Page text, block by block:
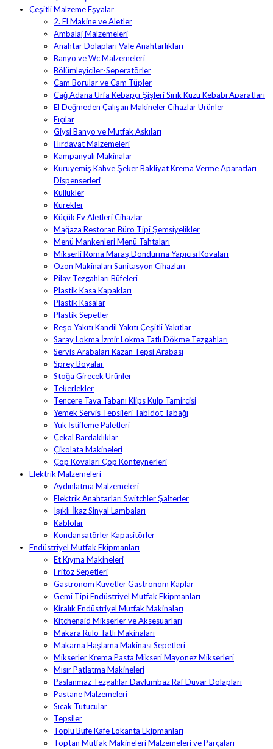
Çeşitli Malzeme Eşyalar
2. El Makine ve Aletler
Ambalaj Malzemeleri
Anahtar Dolapları Vale Anahtarlıkları
Banyo ve Wc Malzemeleri
Bölümleyiciler-Seperatörler
Cam Borular ve Cam Tüpler
Cağ Adana Urfa Kebapçı Şişleri Sırık Kuzu Kebabı Aparatları
El Değmeden Çalışan Makineler Cihazlar Ürünler
Fıçılar
Giysi Banyo ve Mutfak Askıları
Hırdavat Malzemeleri
Kampanyalı Makinalar
Kuruyemiş Kahve Şeker Bakliyat Krema Verme Aparatları
Dispenserleri
Küllükler
Kürekler
Küçük Ev Aletleri Cihazlar
Mağaza Restoran Büro Tipi Şemsiyelikler
Menü Mankenleri Menü Tahtaları
Mikserli Roma Maraş Dondurma Yapıcısı Kovaları
Ozon Makinaları Sanitasyon Cihazları
Pilav Tezgahları Büfeleri
Plastik Kasa Kapakları
Plastik Kasalar
Plastik Sepetler
Reşo Yakıtı Kandil Yakıtı Çeşitli Yakıtlar
Saray Lokma İzmir Lokma Tatlı Dökme Tezgahları
Servis Arabaları Kazan Tepsi Arabası
Sprey Boyalar
Stoğa Girecek Ürünler
Tekerlekler
Tencere Tava Tabanı Klips Kulp Tamircisi
Yemek Servis Tepsileri Tabldot Tabağı
Yük İstifleme Paletleri
Çekal Bardaklıklar
Çikolata Makineleri
Çöp Kovaları Çöp Konteynerleri
Elektrik Malzemeleri
Aydınlatma Malzemeleri
Elektrik Anahtarları Switchler Şalterler
Işıklı İkaz Sinyal Lambaları
Kablolar
Kondansatörler Kapasitörler
Endüstriyel Mutfak Ekipmanları
Et Kıyma Makineleri
Fritöz Sepetleri
Gastronom Küvetler Gastronom Kaplar
Gemi Tipi Endüstriyel Mutfak Ekipmanları
Kiralık Endüstriyel Mutfak Makinaları
Kitchenaid Mikserler ve Aksesuarları
Makara Rulo Tatlı Makinaları
Makarna Haşlama Makinası Sepetleri
Mikserler Krema Pasta Mikseri Mayonez Mikserleri
Mısır Patlatma Makineleri
Paslanmaz Tezgahlar Davlumbaz Raf Duvar Dolapları
Pastane Malzemeleri
Sıcak Tutucular
Tepsiler
Toplu Büfe Kafe Lokanta Ekipmanları
Toptan Mutfak Makineleri Malzemeleri ve Parçaları